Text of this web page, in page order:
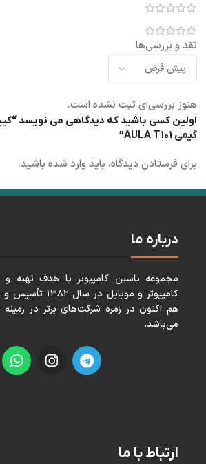
نقد و بررسی‌ها
هنوز بررسی‌ای ثبت نشده است.
اولین کسی باشید که دیدگاهی می نویسد
گیمی AULA T101”
برای فرستادن دیدگاه، بایدوارد شده باشید.
درباره ما
مجموعه ياسين كامپيوتر با هدف تهيه و
كامپيوتر و موبايل
هم اكنون در زمره شركت‌های برتر در
می‌باشد.
ارتباط با ما